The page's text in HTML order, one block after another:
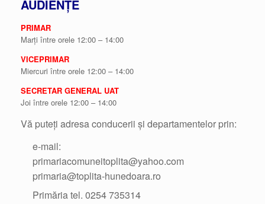
AUDIENȚE
PRIMAR
Marți între orele 12:00 – 14:00
VICEPRIMAR
Miercuri între orele 12:00 – 14:00
SECRETAR GENERAL UAT
Joi între orele 12:00 – 14:00
Vă puteți adresa conducerii și departamentelor prin:
e-mail:
primariacomuneitoplita@yahoo.com
primaria@toplita-hunedoara.ro
Primăria tel. 0254 735314